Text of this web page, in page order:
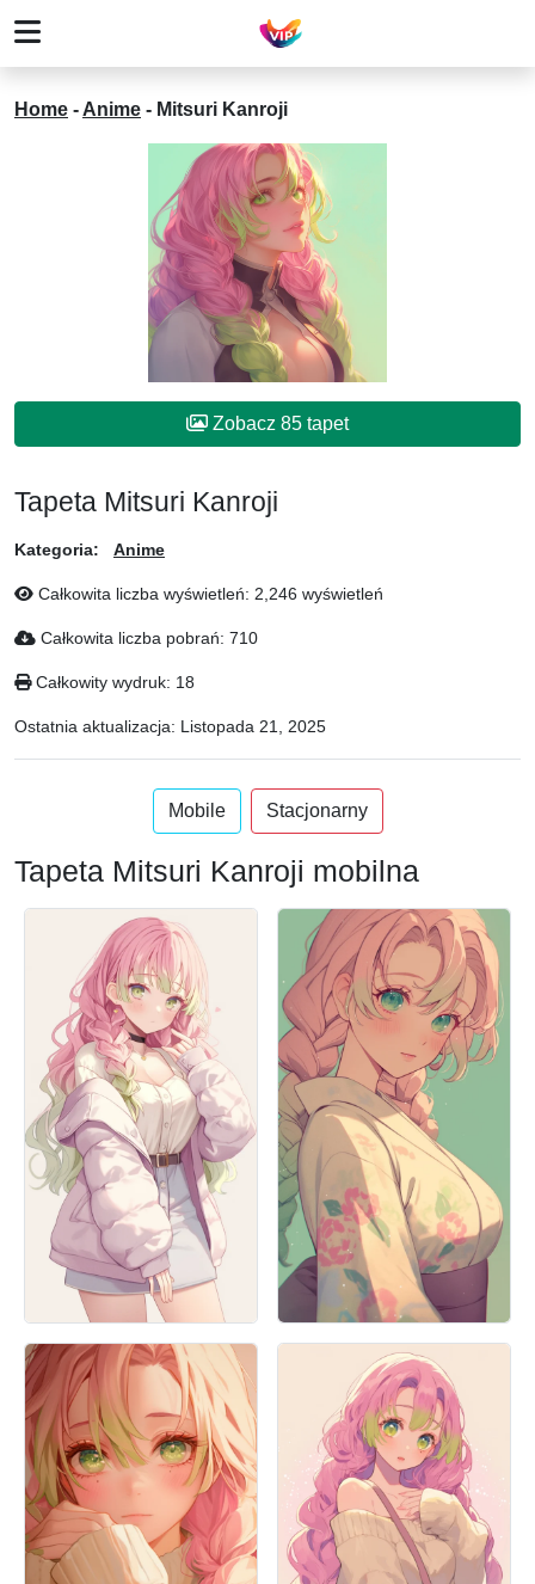
Home - Anime - Mitsuri Kanroji
Zobacz 85 tapet
Tapeta Mitsuri Kanroji
Kategoria: Anime
Całkowita liczba wyświetleń: 2,246 wyświetleń
Całkowita liczba pobrań: 710
Całkowity wydruk: 18
Ostatnia aktualizacja: Listopada 21, 2025
Mobile Stacjonarny
Tapeta Mitsuri Kanroji mobilna